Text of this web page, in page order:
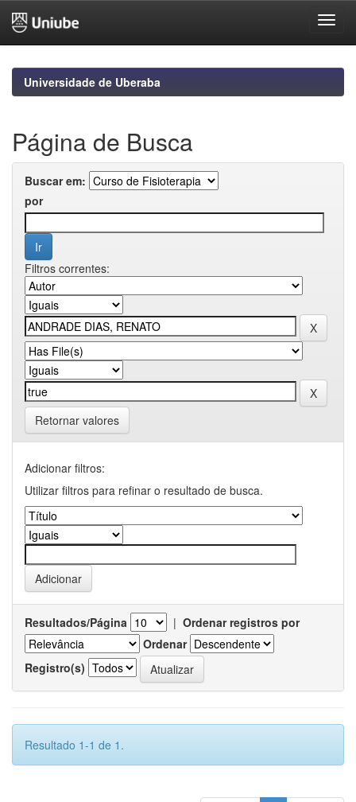
navigationUniversidade de Uberaba
Página de Busca
Buscar em:
por
Filtros correntes:
Retornar valores
Adicionar filtros:
Utilizar filtros para refinar o resultado de busca.
Resultados/Página | Ordenar registros por
Ordenar
Registro(s)
Resultado 1-1 de 1.